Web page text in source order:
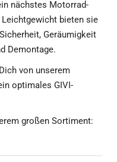
nächstes Motorrad-
bieten sie
Geräumigkeit
Demontage.
von unserem
optimales GIVI-
großen Sortiment: